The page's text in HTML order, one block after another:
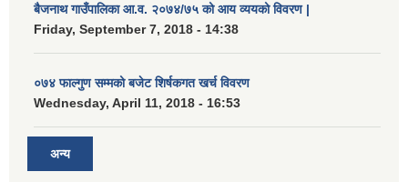
बैजनाथ गाउँपालिका आ.व. २०७४/७५ को आय व्ययको विवरण |
Friday, September 7, 2018 - 14:38
०७४ फाल्गुण सम्मको बजेट शिर्षकगत खर्च विवरण
Wednesday, April 11, 2018 - 16:53
अन्य